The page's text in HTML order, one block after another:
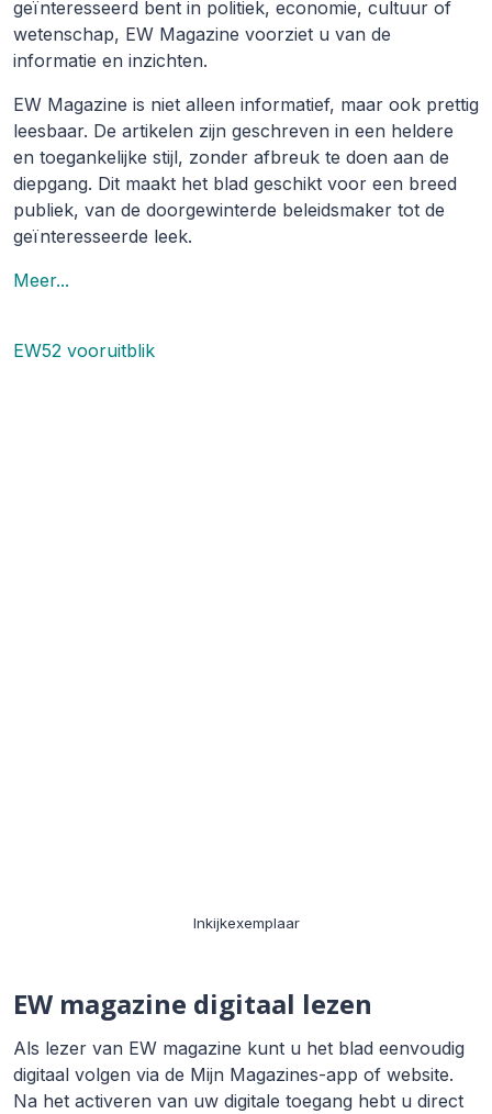
geïnteresseerd bent in politiek, economie, cultuur of
wetenschap, EW Magazine voorziet u van de
informatie en inzichten.
EW Magazine is niet alleen informatief, maar ook prettig
leesbaar. De artikelen zijn geschreven in een heldere
en toegankelijke stijl, zonder afbreuk te doen aan de
diepgang. Dit maakt het blad geschikt voor een breed
publiek, van de doorgewinterde beleidsmaker tot de
geïnteresseerde leek.
Meer...
EW52 vooruitblik
Inkijkexemplaar
EW magazine digitaal lezen
Als lezer van EW magazine kunt u het blad eenvoudig
digitaal volgen via de Mijn Magazines-app of website.
Na het activeren van uw digitale toegang hebt u direct